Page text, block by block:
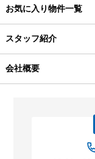
お気に入り物件一覧
スタッフ紹介
会社概要